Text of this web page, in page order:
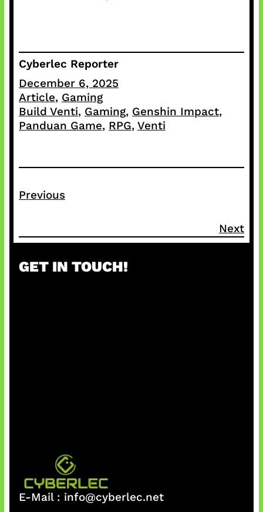
Cyberlec Reporter
December 6, 2025
Article, Gaming
Build Venti, Gaming, Genshin Impact ,
Panduan Game, RPG, Venti
Previous
Next
GET IN TOUCH!
E-Mail : info@cyberlec.net